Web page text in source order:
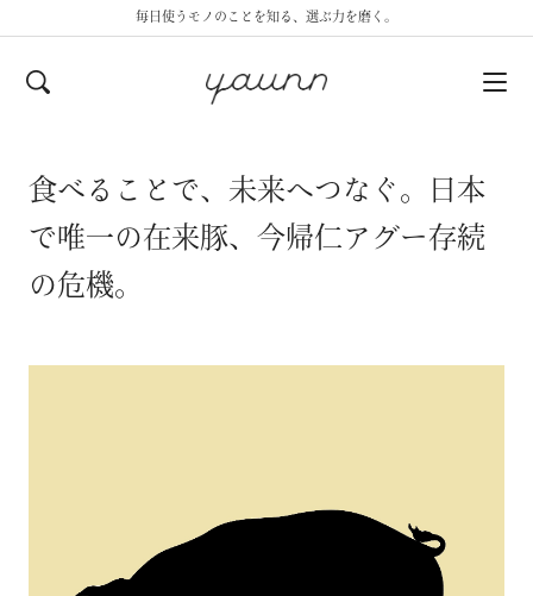
毎日使うモノのことを知る、選ぶ力を磨く。
食べることで、未来へつなぐ。日本
で唯一の在来豚、今帰仁アグー存続
の危機。